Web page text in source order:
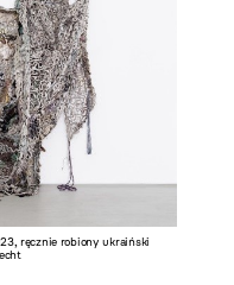
ręcznie robiony ukraiński